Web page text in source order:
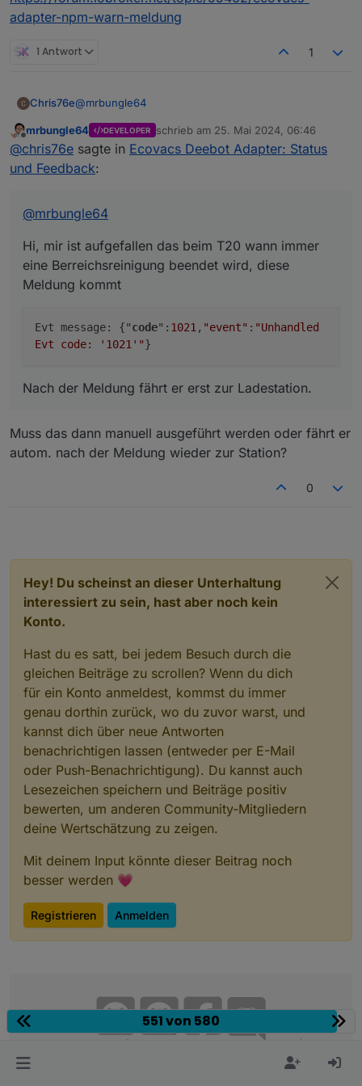
adapter-npm-warn-meldung
1 Antwort 1
Chris76e@mrbungle64
Hi, mir ist aufgefallen das beim T20 wann immer eine
Berreichsreinigung beendet wird, diese Meldung
kommt
Offline
mrbungle64 DEVELOPER schrieb am 25. Mai 2024, 06:46
zuletzt editiert von
@chris76e sagte in Ecovacs Deebot Adapter: Status
und Feedback:
@mrbungle64
Hi, mir ist aufgefallen das beim T20 wann immer
eine Berreichsreinigung beendet wird, diese
Meldung kommt
Evt message: {"code": 1021 , "event" : "Unhandled
Evt code: '1021'"}
Nach der Meldung fährt er erst zur Ladestation.
Muss das dann manuell ausgeführt werden oder fährt er
autom. nach der Meldung wieder zur Station?
0
Hey! Du scheinst an dieser Unterhaltung
interessiert zu sein, hast aber noch kein
Konto.
Hast du es satt, bei jedem Besuch durch die
gleichen Beiträge zu scrollen? Wenn du dich
für ein Konto anmeldest, kommst du immer
genau dorthin zurück, wo du zuvor warst, und
kannst dich über neue Antworten
benachrichtigen lassen (entweder per E-Mail
oder Push-Benachrichtigung). Du kannst auch
Lesezeichen speichern und Beiträge positiv
bewerten, um anderen Community-Mitgliedern
deine Wertschätzung zu zeigen.
Mit deinem Input könnte dieser Beitrag noch
besser werden 💗
Registrieren Anmelden
Einwilligungseinstellungen
551 von 580